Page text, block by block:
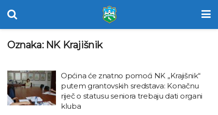
Oznaka: NK Krajišnik
Općina će znatno pomoći NK „Krajišnik“
putem grantovskih sredstava: Konačnu
riječ o statusu seniora trebaju dati organi
kluba